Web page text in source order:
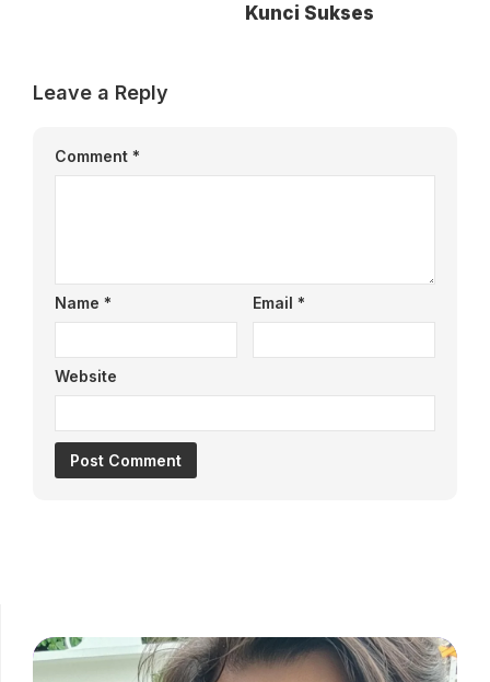
Kunci Sukses
Leave a Reply
Comment *
Name * Email *
Website